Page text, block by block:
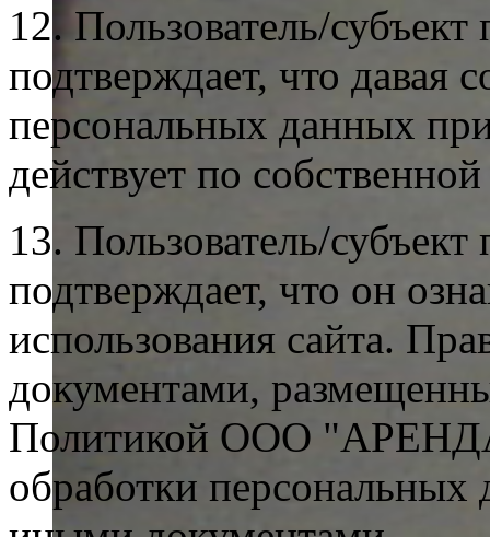
12. Пользователь/
подтверждает, что давая
персональных данных
действует по
13. Пользователь/
подтверждает, что он
использования сайта.
документами,
Политикой ООО
обработки